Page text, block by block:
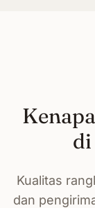
Kualitas
dan